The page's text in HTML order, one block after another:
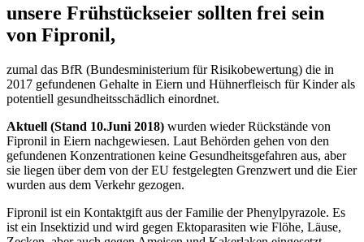
unsere Frühstückseier sollten frei sein
von Fipronil,
zumal das BfR (Bundesministerium für Risikobewertung) die in
2017 gefundenen Gehalte in Eiern und Hühnerfleisch für Kinder als
potentiell gesundheitsschädlich einordnet.
Aktuell (Stand 10.Juni 2018) wurden wieder Rückstände von
Fipronil in Eiern nachgewiesen. Laut Behörden gehen von den
gefundenen Konzentrationen keine Gesundheitsgefahren aus, aber
sie liegen über dem von der EU festgelegten Grenzwert und die Eier
wurden aus dem Verkehr gezogen.
Fipronil ist ein Kontaktgift aus der Familie derPhenylpyrazole. Es
ist ein Insektizid und wird gegen Ektoparasiten wie Flöhe, Läuse,